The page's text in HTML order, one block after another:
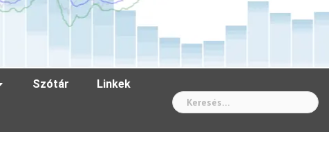
Szótár Linkek